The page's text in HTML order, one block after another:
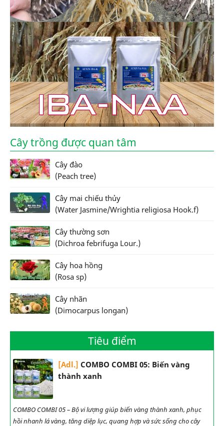
Cây trồng được quan tâm
Cây đào
(Peach tree)
Cây mai chiếu thủy
(Water Jasmine/Wrightia religiosa Hook.f)
Cây thường sơn
(Dichroa febrifuga Lour.)
Cây hoa hồng
(Rosa sp)
Cây nhãn
(Dimocarpus longan)
Tiêu điểm
[Adl.] COMBO COMBI 05: Biến vàng
thành xanh
COMBO COMBI 05 – Bộ vi lượng giúp biến vàng thành xanh, phục
hồi nhanh lá vàng, tăng diệp lục, quang hợp và sức sống cho cây